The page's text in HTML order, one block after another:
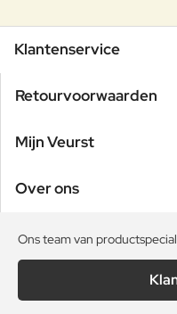
Klantenservice
Retourvoorwaarden
Mijn Veurst
Over ons
Ons team van